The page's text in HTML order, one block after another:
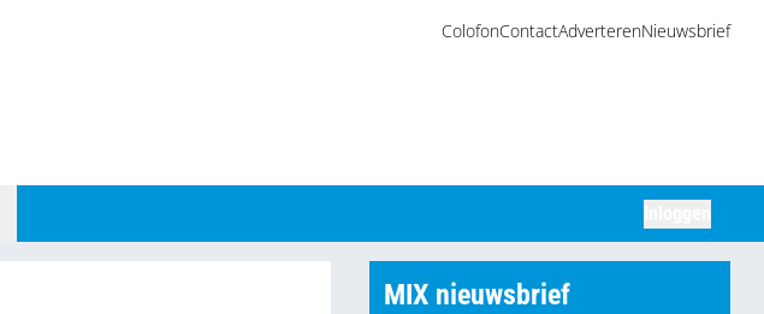
ColofonContactAdverterenNieuwsbrief
MIX nieuwsbrief